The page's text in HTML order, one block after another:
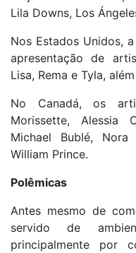
Lila Downs, Los
Nos Estados Unidos,
apresentação de
Lisa, Rema e Tyla,
No Canadá, os
Morissette, Alessia
Michael Bublé, Nora
William Prince.
Polêmicas
Antes mesmo de
servido de
principalmente por